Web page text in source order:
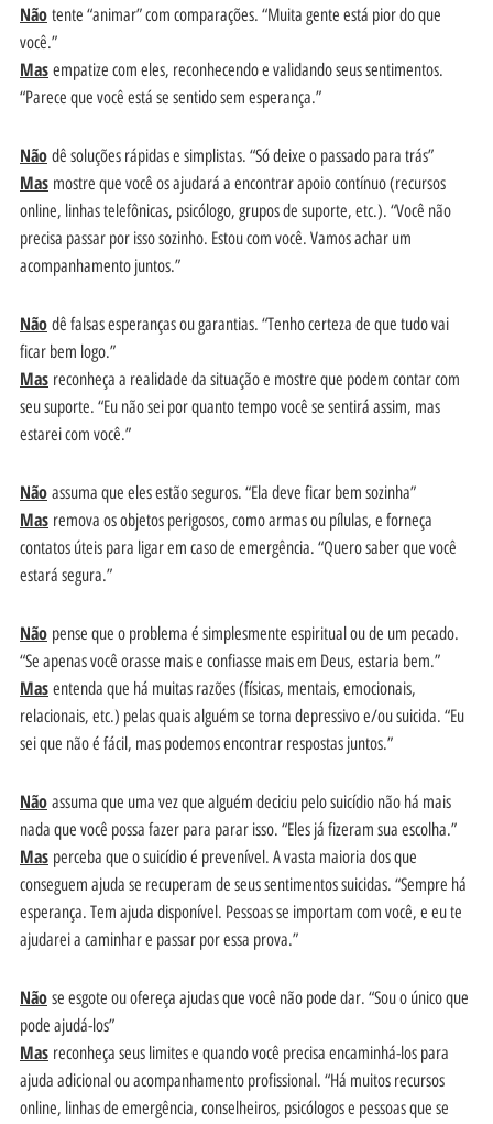
Não tente “animar” com comparações. “Muita gente está pior do que
você.”
Mas empatize com eles, reconhecendo e validando seus sentimentos.
“Parece que você está se sentido sem esperança.”
Não dê soluções rápidas e simplistas. “Só deixe o passado para trás”
Mas mostre que você os ajudará a encontrar apoio contínuo (recursos
online, linhas telefônicas, psicólogo, grupos de suporte, etc.). “Você não
precisa passar por isso sozinho. Estou com você. Vamos achar um
acompanhamento juntos.”
Não dê falsas esperanças ou garantias. “Tenho certeza de que tudo vai
ficar bem logo.”
Mas reconheça a realidade da situação e mostre que podem contar com
seu suporte. “Eu não sei por quanto tempo você se sentirá assim, mas
estarei com você.”
Não assuma que eles estão seguros. “Ela deve ficar bem sozinha”
Mas remova os objetos perigosos, como armas ou pílulas, e forneça
contatos úteis para ligar em caso de emergência. “Quero saber que você
estará segura.”
Não pense que o problema é simplesmente espiritual ou de um pecado.
“Se apenas você orasse mais e confiasse mais em Deus, estaria bem.”
Mas entenda que há muitas razões (físicas, mentais, emocionais,
relacionais, etc.) pelas quais alguém se torna depressivo e/ou suicida. “Eu
sei que não é fácil, mas podemos encontrar respostas juntos.”
Não assuma que uma vez que alguém deciciu pelo suicídio não há mais
nada que você possa fazer para parar isso. “Eles já fizeram sua escolha.”
Mas perceba que o suicídio é prevenível. A vasta maioria dos que
conseguem ajuda se recuperam de seus sentimentos suicidas. “Sempre há
esperança. Tem ajuda disponível. Pessoas se importam com você, e eu te
ajudarei a caminhar e passar por essa prova.”
Não se esgote ou ofereça ajudas que você não pode dar. “Sou o único que
pode ajudá-los”
Mas reconheça seus limites e quando você precisa encaminhá-los para
ajuda adicional ou acompanhamento profissional. “Há muitos recursos
online, linhas de emergência, conselheiros, psicólogos e pessoas que se